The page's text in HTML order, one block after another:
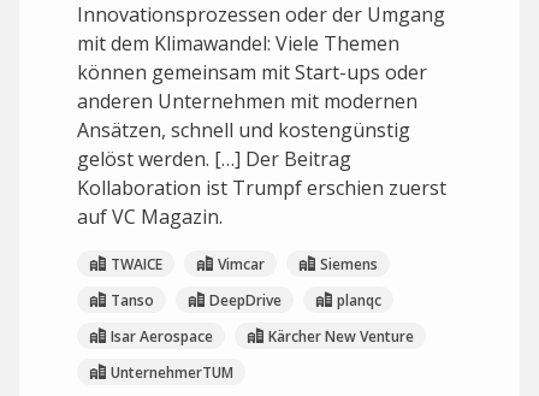
Innovationsprozessen oder der Umgang
mit dem Klimawandel: Viele Themen
können gemeinsam mit Start-ups oder
anderen Unternehmen mit modernen
Ansätzen, schnell und kostengünstig
gelöst werden. […] Der Beitrag
Kollaboration ist Trumpf erschien zuerst
auf VC Magazin.
TWAICE Vimcar
Siemens
Tanso
DeepDrive
planqc
Isar Aerospace
Kärcher New Venture
UnternehmerTUM